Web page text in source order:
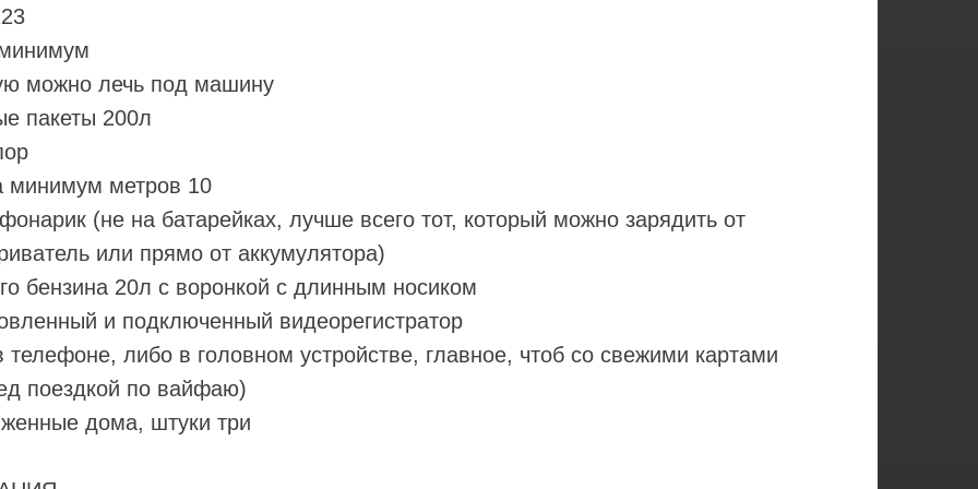
можно лечь под машину
пакеты 200л
минимум метров 10
(не на батарейках, лучше всего тот, который можно зарядить от
или прямо от аккумулятора)
бензина 20л с воронкой с длинным носиком
и подключенный видеорегистратор
либо в головном устройстве, главное, чтоб со свежими картами
поездкой по вайфаю)
дома, штуки три